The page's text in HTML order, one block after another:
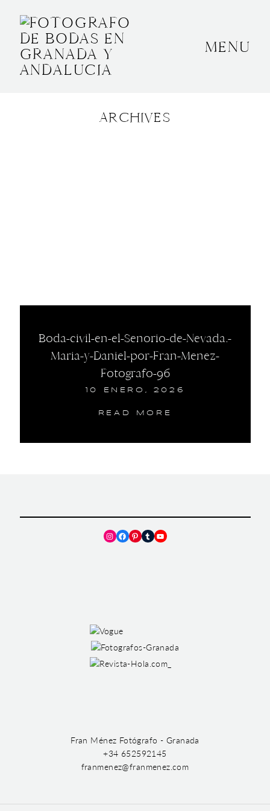
MENU
ARCHIVES
Boda-civil-en-el-Senorio-de-Nevada.-
Maria-y-Daniel-por-Fran-Menez-
Fotografo-96
10 ENERO, 2026
READ MORE
BODAS
Instagram
Facebook
Pinterest
TumblrYouTube
Fran Ménez Fotógrafo - Granada
+34 652592145
franmenez@franmenez.com